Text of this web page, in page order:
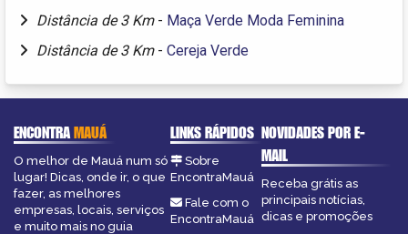
Distância de 3 Km - Maça Verde Moda Feminina
Distância de 3 Km - Cereja Verde
ENCONTRAMAUÁ
O melhor de Mauá num só
lugar! Dicas, onde ir, o que
fazer, as melhores
empresas, locais, serviços
e muito mais no guia
LINKS RÁPIDOS
Sobre
EncontraMauá
Fale com o
EncontraMauá
NOVIDADES POR E-
MAIL
Receba grátis as
principais notícias,
dicas e promoções